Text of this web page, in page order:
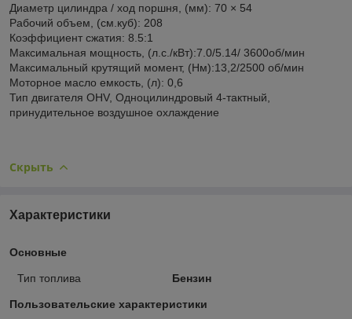
Диаметр цилиндра / ход поршня, (мм): 70 × 54
Рабочий объем, (см.куб): 208
Коэффициент сжатия: 8.5:1
Максимальная мощность, (л.с./кВт):7.0/5.14/ 3600об/мин
Максимальный крутящий момент, (Нм):13,2/2500 об/мин
Моторное масло емкость, (л): 0,6
Тип двигателя OHV, Одноцилиндровый 4-тактный,
принудительное воздушное охлаждение
Скрыть
Характеристики
Основные
Тип топлива Бензин
Пользовательские характеристики